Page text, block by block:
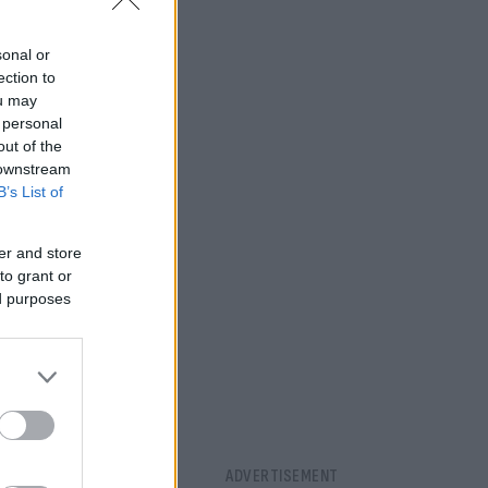
or
to
may
of the
List of
and store
grant or
purposes